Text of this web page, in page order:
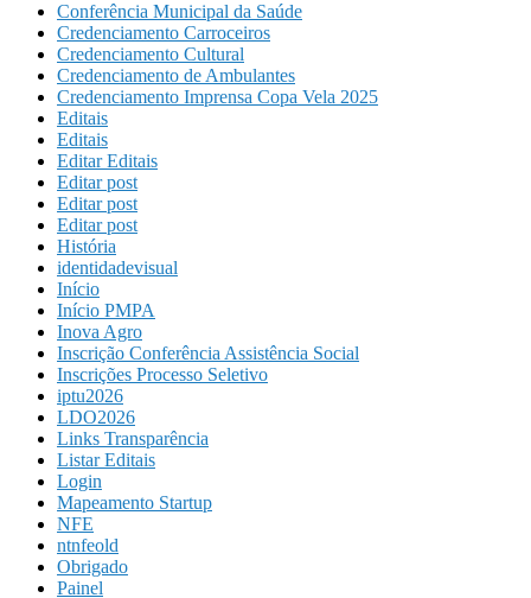
Conferência Municipal da Saúde
Credenciamento Carroceiros
Credenciamento Cultural
Credenciamento de Ambulantes
Credenciamento Imprensa Copa Vela 2025
Editais
Editais
Editar Editais
Editar post
Editar post
Editar post
História
identidadevisual
Início
Início PMPA
Inova Agro
Inscrição Conferência Assistência Social
Inscrições Processo Seletivo
iptu2026
LDO2026
Links Transparência
Listar Editais
Login
Mapeamento Startup
NFE
ntnfeold
Obrigado
Painel